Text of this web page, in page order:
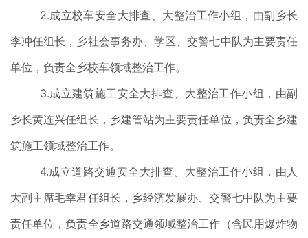
2.成立校车安全大排查、大整治工作小组，由副乡长
李冲任组长，乡社会事务办、学区、交警七中队为主要责任
单位，负责全乡校车领域整治工作。
3.成立建筑施工安全大排查、大整治工作小组，由副
乡长黄连兴任组长，乡建管站为主要责任单位，负责全乡建
筑施工领域整治工作。
4.成立道路交通安全大排查、大整治工作小组，由人
大副主席毛幸君任组长，乡经济发展办、交警七中队为主要
责任单位，负责全乡道路交通领域整治工作（含民用爆炸物